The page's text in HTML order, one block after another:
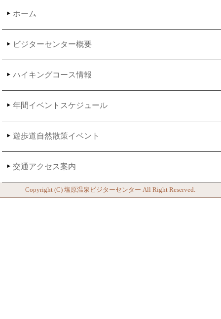
ホーム
ビジターセンター概要
ハイキングコース情報
年間イベントスケジュール
遊歩道自然散策イベント
交通アクセス案内
Copyright (C)塩原温泉ビジターセンター All Right Reserved.